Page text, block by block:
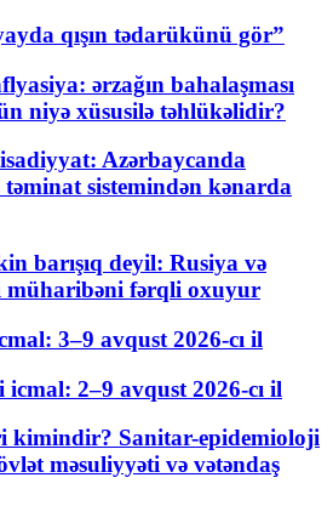
qışın tədarükünü gör”
ərzağın bahalaşması
niyə xüsusilə təhlükəlidir?
Azərbaycanda
sistemindən kənarda
barışıq deyil: Rusiya və
müharibəni fərqli oxuyur
3–9 avqust 2026-cı il
2–9 avqust 2026-cı il
kimindir? Sanitar-epidemioloji
məsuliyyəti və vətəndaş